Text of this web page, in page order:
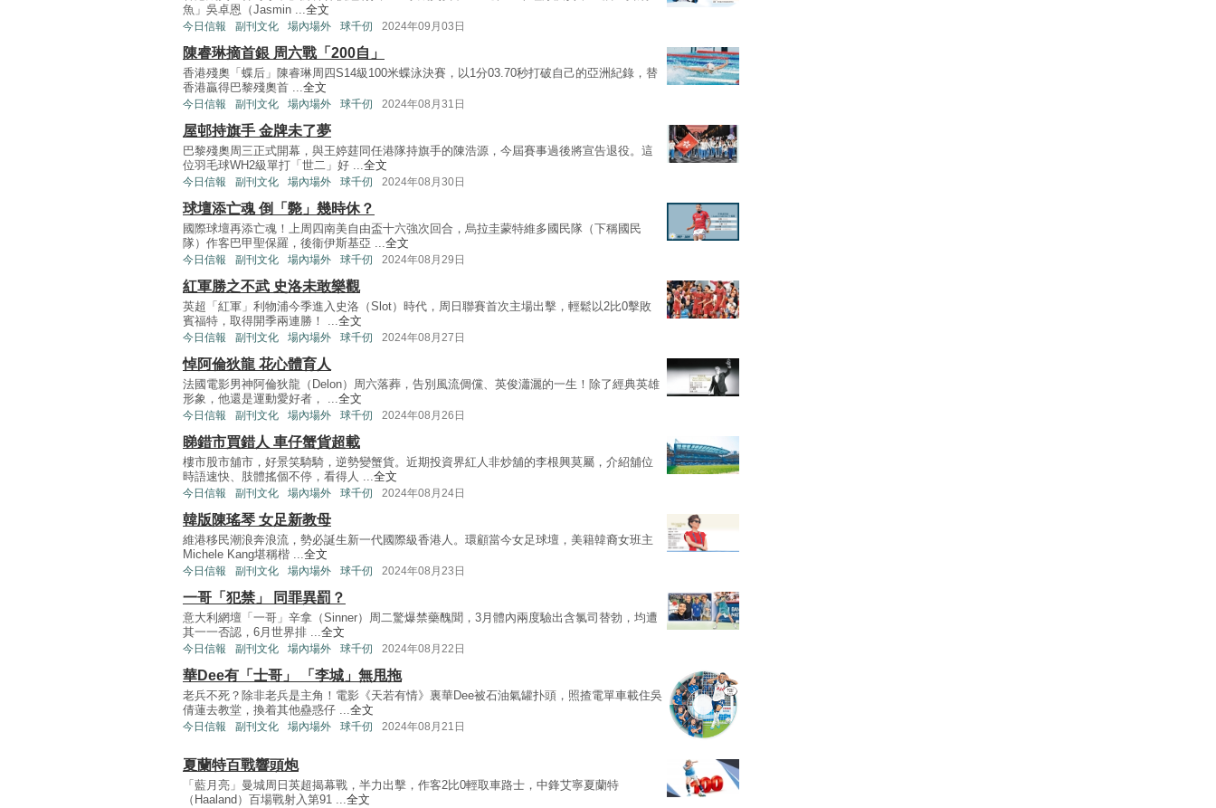
魚」吳卓恩（Jasmin ...全文
今日信報 副刊文化 場內場外 球千仞 2024年09月03日
陳睿琳摘首銀 周六戰「200自」
香港殘奧「蝶后」陳睿琳周四S14級100米蝶泳決賽，以1分03.70秒打破自己的亞洲紀錄，替
香港贏得巴黎殘奧首 ...全文
今日信報 副刊文化 場內場外 球千仞 2024年08月31日
屋邨持旗手 金牌未了夢
巴黎殘奧周三正式開幕，與王婷莛同任港隊持旗手的陳浩源，今屆賽事過後將宣告退役。這
位羽毛球WH2級單打「世二」好 ...全文
今日信報 副刊文化 場內場外 球千仞 2024年08月30日
球壇添亡魂 倒「斃」幾時休？
國際球壇再添亡魂！上周四南美自由盃十六強次回合，烏拉圭蒙特維多國民隊（下稱國民
隊）作客巴甲聖保羅，後衞伊斯基亞 ...全文
今日信報 副刊文化 場內場外 球千仞 2024年08月29日
紅軍勝之不武 史洛未敢樂觀
英超「紅軍」利物浦今季進入史洛（Slot）時代，周日聯賽首次主場出擊，輕鬆以2比0擊敗
賓福特，取得開季兩連勝！ ...全文
今日信報 副刊文化 場內場外 球千仞 2024年08月27日
悼阿倫狄龍 花心體育人
法國電影男神阿倫狄龍（Delon）周六落葬，告別風流倜儻、英俊瀟灑的一生！除了經典英雄
形象，他還是運動愛好者， ...全文
今日信報 副刊文化 場內場外 球千仞 2024年08月26日
睇錯市買錯人 車仔蟹貨超載
樓市股市舖市，好景笑騎騎，逆勢變蟹貨。近期投資界紅人非炒舖的李根興莫屬，介紹舖位
時語速快、肢體搖個不停，看得人 ...全文
今日信報 副刊文化 場內場外 球千仞 2024年08月24日
韓版陳瑤琴 女足新教母
維港移民潮浪奔浪流，勢必誕生新一代國際級香港人。環顧當今女足球壇，美籍韓裔女班主
Michele Kang堪稱楷 ...全文
今日信報 副刊文化 場內場外 球千仞 2024年08月23日
一哥「犯禁」 同罪異罰？
意大利網壇「一哥」辛拿（Sinner）周二驚爆禁藥醜聞，3月體內兩度驗出含氯司替勃，均遭
其一一否認，6月世界排 ...全文
今日信報 副刊文化 場內場外 球千仞 2024年08月22日
華Dee有「士哥」 「李城」無甩拖
老兵不死？除非老兵是主角！電影《天若有情》裏華Dee被石油氣罐扑頭，照揸電單車載住吳
倩蓮去教堂，換着其他蠱惑仔 ...全文
今日信報 副刊文化 場內場外 球千仞 2024年08月21日
夏蘭特百戰響頭炮
「藍月亮」曼城周日英超揭幕戰，半力出擊，作客2比0輕取車路士，中鋒艾寧夏蘭特
（Haaland）百場戰射入第91 ...全文